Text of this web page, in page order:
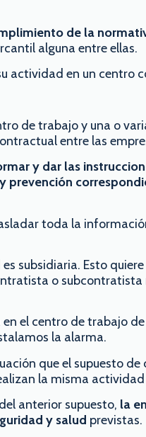
de la
alguna entre ellas.
actividad en un centro
de trabajo y una o
entre las
y dar las
prevención
toda la
subsidiaria. Esto
o
el centro de trabajo
la alarma.
que el supuesto
la misma
anterior supuesto, la
y salud previstas.